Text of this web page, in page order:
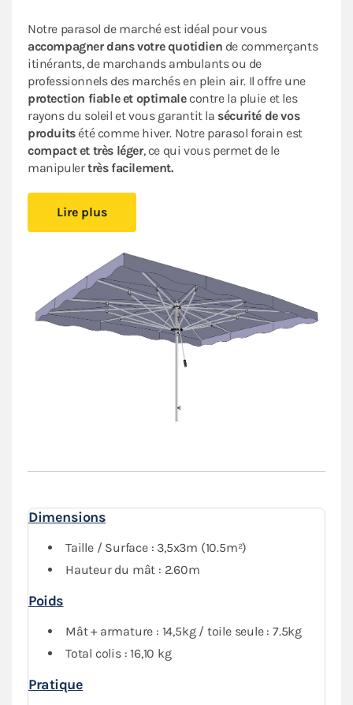
Notre parasol de marché est idéal pour vous
accompagner dans votre quotidien de commerçants
itinérants, de marchands ambulants ou de
professionnels des marchés en plein air. Il offre une
protection fiable et optimalecontre la pluie et les
rayons du soleil et vous garantit la sécurité de vos
produitsété comme hiver. Notre parasol forain est
compact et très léger, ce qui vous permet de le
manipulertrès facilement.
qualité supérieure
robustesse. Avec sa solide
sa poignée ergonomique,
rapidement, et en toute sécurité, aux conditions
climatiques changeantes. Sa toile en polyester avec
enduction acrylique 300g/m² est100%imperméable
etrésistanteaux UV.
un usage professionnel intensif
dévissables est unique et breveté. Il vous permet de
rapidement
Vous pourrez travailleren toute confianceavec notre
robustesse de votre stand.
Lire plus
Dimensions
Taille / Surface : 3,5x3m (10.5m²)
Hauteur du mât : 2.60m
Poids
Mât + armature : 14,5kg / toile seule : 7.5kg
Total colis : 16,10 kg
Pratique